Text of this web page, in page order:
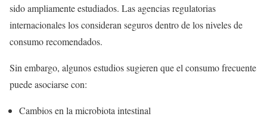
sido ampliamente estudiados. Las agencias regulatorias
internacionales los consideran seguros dentro de los niveles de
consumo recomendados.
Sin embargo, algunos estudios sugieren que el consumo frecuente
puede asociarse con:
Cambios en la microbiota intestinal